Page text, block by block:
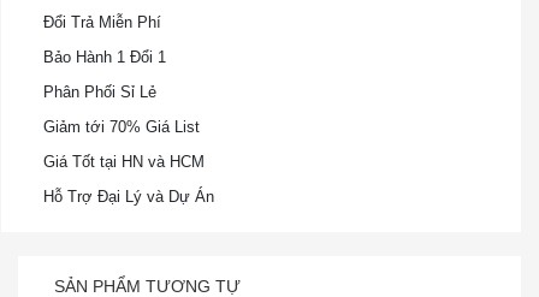
Đổi Trả Miễn Phí
Bảo Hành 1 Đổi 1
Phân Phối Sỉ Lẻ
Giảm tới 70% Giá List
Giá Tốt tại HN và HCM
Hỗ Trợ Đại Lý và Dự Án
SẢN PHẨM TƯƠNG TỰ